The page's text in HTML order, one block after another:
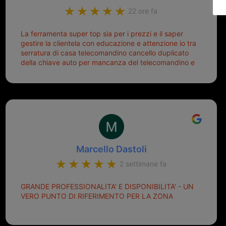
22 ore fa
La ferramenta super top sia per i prezzi e il saper
gestire la clientela con educazione e attenzione io tra
serratura di casa telecomandino cancello duplicato
della chiave auto per mancanza del telecomandino e
meglio ferramenta de ostia e poi il prorietario il signor
Marcello Dastoli
2 settimane fa
GRANDE PROFESSIONALITA' E DISPONIBILITA' - UN
VERO PUNTO DI RIFERIMENTO PER LA ZONA